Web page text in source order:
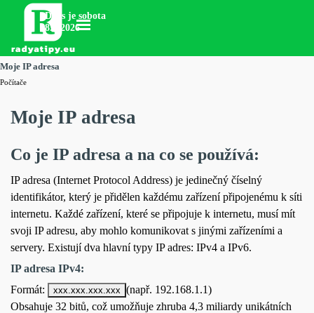
Přejít na obsah
Dnes je sobota
8.8.2026
Přeskočit menu
Moje IP adresa
Počítače
Moje IP adresa
Co je IP adresa a na co se používá:
IP adresa (Internet Protocol Address) je jedinečný číselný
identifikátor, který je přidělen každému zařízení připojenému k síti
internetu. Každé zařízení, které se připojuje k internetu, musí mít
svoji IP adresu, aby mohlo komunikovat s jinými zařízeními a
servery. Existují dva hlavní typy IP adres: IPv4 a IPv6.
IP adresa IPv4:
Formát:
xxx.xxx.xxx.xxx (např. 192.168.1.1)
Obsahuje 32 bitů, což umožňuje zhruba 4,3 miliardy unikátních